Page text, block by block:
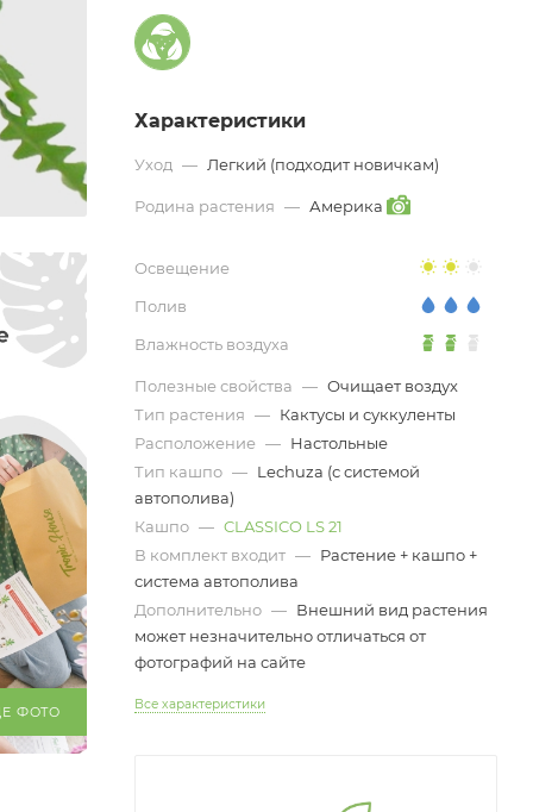
ФОТО
Характеристики
Уход — Легкий (подходит новичкам)
Родина растения — Америка
Освещение
Полив
Влажность воздуха
Полезные свойства — Очищает воздух
Тип растения — Кактусы и суккуленты
Расположение — Настольные
Тип кашпо — Lechuza (с системой
автополива)
Кашпо — CLASSICO LS 21
В комплект входит — Растение + кашпо +
система автополива
Дополнительно — Внешний вид растения
может незначительно отличаться от
фотографий на сайте
Все характеристики